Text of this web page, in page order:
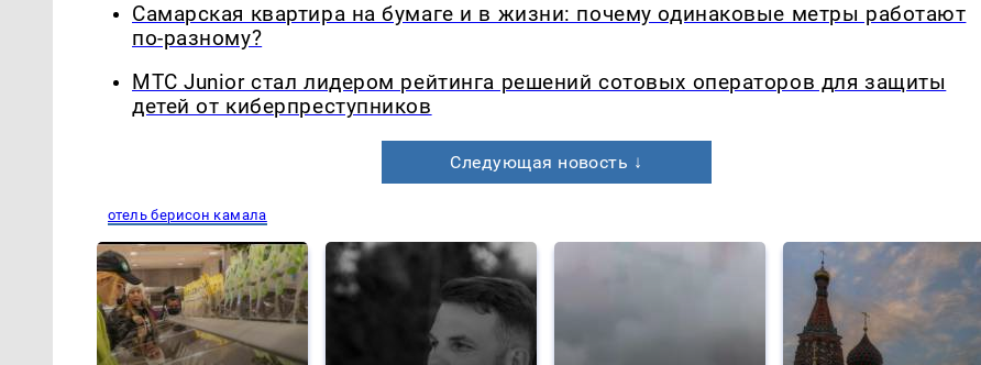
Самарская квартира на бумаге и в жизни: почему одинаковые метры работают
по-разному?
МТС Junior стал лидером рейтинга решений сотовых операторов для защиты
детей от киберпреступников
Следующая новость ↓
отель берисон камала